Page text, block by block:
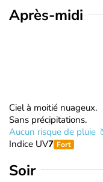
Après-midi
Ciel à moitié nuageux.
Sans précipitations.
Aucun risque de pluie
Indice UV7 Fort
Soir